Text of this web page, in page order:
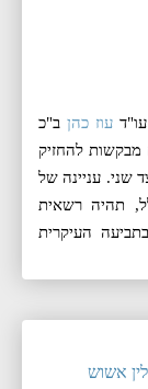
עוז כהן ב"כ
עמרם החלטה 1. שתיים מבקשות להחזיק
המבקשת מצד אחד ומשיבה 4 מצד שני. עניינה של
תהיה רשאית
העיקרית